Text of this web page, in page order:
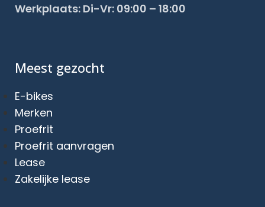
Werkplaats: Di-Vr: 09:00 – 18:00
Meest gezocht
E-bikes
Merken
Proefrit
Proefrit aanvragen
Lease
Zakelijke lease